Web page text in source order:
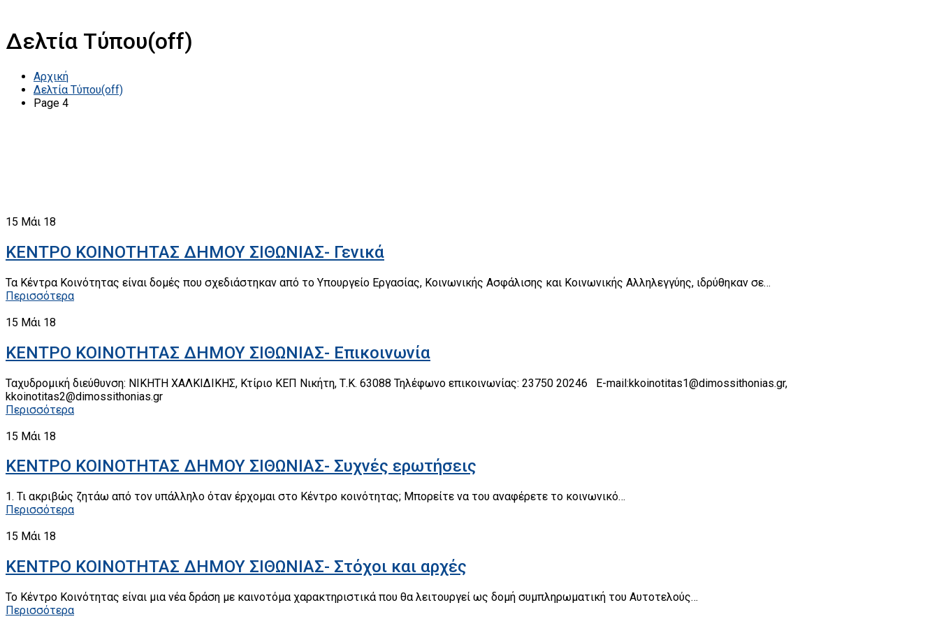
Δελτία Τύπου(off)
Αρχική
Δελτία Τύπου(off)
Page 4
15 Μάι 18
ΚΕΝΤΡΟ ΚΟΙΝΟΤΗΤΑΣ ΔΗΜΟΥ ΣΙΘΩΝΙΑΣ- Γενικά
Τα Κέντρα Κοινότητας είναι δομές που σχεδιάστηκαν από το Υπουργείο Εργασίας, Κοινωνικής Ασφάλισης και Κοινωνικής Αλληλεγγύης, ιδρύθηκαν σε…
Περισσότερα
15 Μάι 18
ΚΕΝΤΡΟ ΚΟΙΝΟΤΗΤΑΣ ΔΗΜΟΥ ΣΙΘΩΝΙΑΣ- Επικοινωνία
Ταχυδρομική διεύθυνση: ΝΙΚΗΤΗ ΧΑΛΚΙΔΙΚΗΣ, Κτίριο ΚΕΠ Νικήτη, Τ.Κ. 63088 Τηλέφωνο επικοινωνίας: 23750 20246 E-mail:kkoinotitas1@dimossithonias.gr,
kkoinotitas2@dimossithonias.gr
Περισσότερα
15 Μάι 18
ΚΕΝΤΡΟ ΚΟΙΝΟΤΗΤΑΣ ΔΗΜΟΥ ΣΙΘΩΝΙΑΣ- Συχνές ερωτήσεις
1. Τι ακριβώς ζητάω από τον υπάλληλο όταν έρχομαι στο Κέντρο κοινότητας; Μπορείτε να του αναφέρετε το κοινωνικό…
Περισσότερα
15 Μάι 18
ΚΕΝΤΡΟ ΚΟΙΝΟΤΗΤΑΣ ΔΗΜΟΥ ΣΙΘΩΝΙΑΣ- Στόχοι και αρχές
Το Κέντρο Κοινότητας είναι μια νέα δράση με καινοτόμα χαρακτηριστικά που θα λειτουργεί ως δομή συμπληρωματική του Αυτοτελούς…
Περισσότερα